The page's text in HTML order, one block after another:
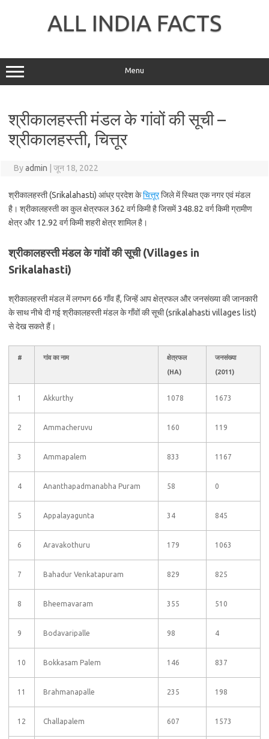
ALL INDIA FACTS
Menu
श्रीकालहस्ती मंडल के गांवों की सूची –
श्रीकालहस्ती, चित्तूर
Byadmin जून 18, 2022
श्रीकालहस्ती (Srikalahasti) आंध्र प्रदेश केचित्तूरजिले में स्थित एक नगर एवं मंडल
है। श्रीकालहस्ती का कुल क्षेत्रफल 362 वर्ग किमी है जिसमें 348.82 वर्ग किमी ग्रामीण
क्षेत्र और 12.92 वर्ग किमी शहरी क्षेत्र शामिल है।
श्रीकालहस्ती मंडल के गांवों की सूची (Villages in
Srikalahasti)
श्रीकालहस्ती मंडल में लगभग 66 गाँव हैं, जिन्हें आप क्षेत्रफल और जनसंख्या की जानकारी
के साथ नीचे दी गई श्रीकालहस्ती मंडल के गाँवों की सूची (srikalahasti villages list)
से देख सकते हैं।
# गांव का नाम
क्षेत्रफल
(HA)
जनसंख्या
(2011)
1 Akkurthy 1078 1673
2 Ammacheruvu 160 119
3 Ammapalem 833 1167
4 Ananthapadmanabha Puram 58 0
5 Appalayagunta 34 845
6 Aravakothuru 179 1063
7 Bahadur Venkatapuram 829 825
8 Bheemavaram 355 510
9 Bodavaripalle 98 4
10 Bokkasam Palem 146 837
11 Brahmanapalle 235 198
12 Challapalem 607 1573